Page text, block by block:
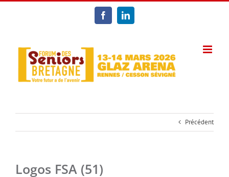
Passer
FacebookLinkedIn
Précédent
Logos FSA (51)